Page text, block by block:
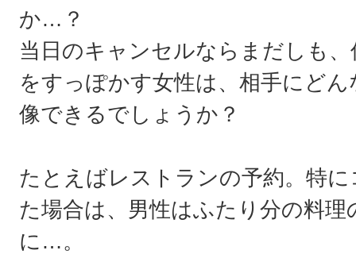
か…？
当日のキャンセルならまだしも
をすっぽかす女性は、相手にど
像できるでしょうか？
たとえばレストランの予約。特
た場合は、男性はふたり分の料
に…。